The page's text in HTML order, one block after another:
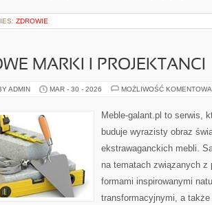
ZDROWIE
MARKI I PROJEKTANCI
ADMIN MAR - 30 - 2026 MOŻLIWOŚĆ
Meble-galant.pl to serwis,
buduje wyrazisty obraz
ekstrawaganckich mebli.
na tematach związanych z
formami inspirowanymi
transformacyjnymi, a